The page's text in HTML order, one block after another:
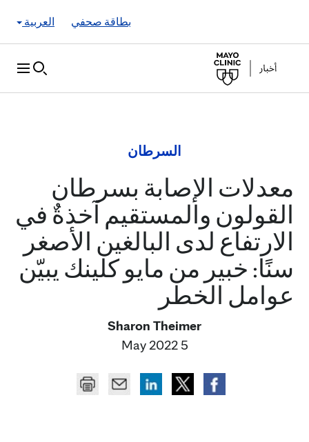
العربية
بطاقة صحفي
السرطان
معدلات الإصابة بسرطان
القولون والمستقيم آخذةٌ في
الارتفاع لدى البالغين الأصغر
سنًا: خبير من مايو كلينك يبيّن
عوامل الخطر
Sharon Theimer
5 May 2022